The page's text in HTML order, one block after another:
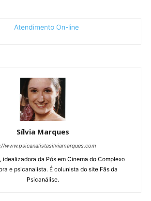
Sílvia Marques
www.psicanalistasilviamarques.com
idealizadora da Pós em Cinema do Complexo
e psicanalista. É colunista do site Fãs da
Psicanálise.